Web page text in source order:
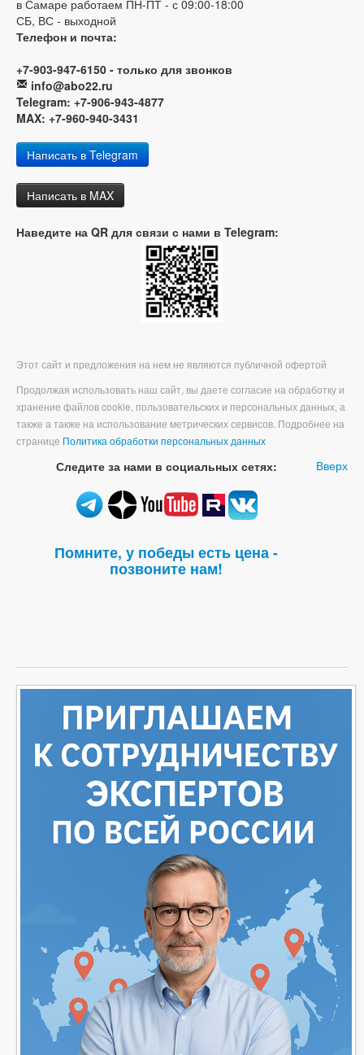
в Самаре работаем ПН-ПТ - с 09:00-18:00
СБ, ВС - выходной
Телефон и почта:
+7-903-947-6150 - только для звонков
info@abo22.ru
Telegram: +7-906-943-4877
MAX: +7-960-940-3431
Написать в Telegram
Написать в MAX
Наведите на QR для связи с нами в Telegram:
Этот сайт и предложения на нем не являются публичной офертой
Продолжая использовать наш сайт, вы даете согласие на обработку и
хранение файлов cookie, пользовательских и персональных данных, а
также а также на использование метрических сервисов. Подробнее на
странице Политика обработки персональных данных
Вверх
Следите за нами в социальных сетях:
Помните, у победы есть цена -
позвоните нам!